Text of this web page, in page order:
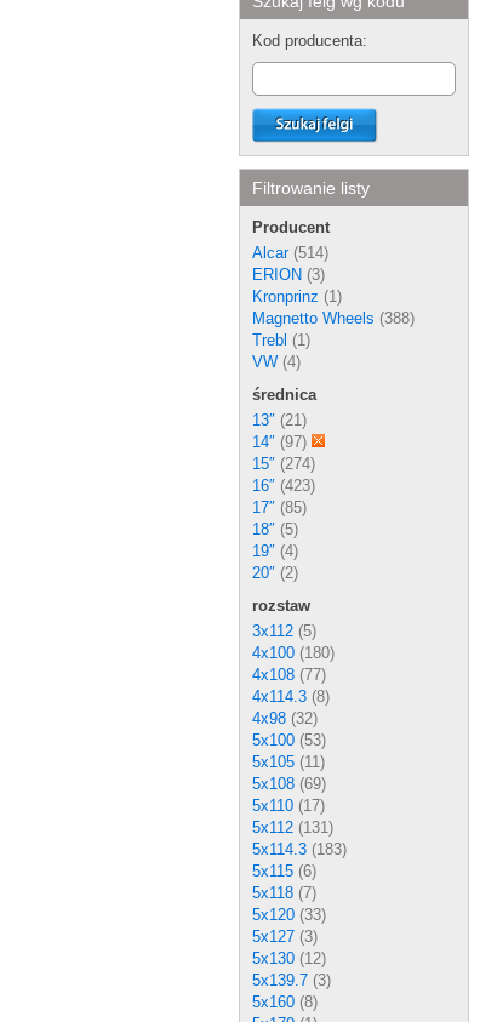
Kod producenta:
Filtrowanie listy
Producent
Alcar(514)
ERION (3)
Kronprinz (1)
Magnetto Wheels (388)
Trebl (1)
VW (4)
średnica
13″ (21)
14″ (97)
15″ (274)
16″ (423)
17″ (85)
18″ (5)
19″ (4)
20″ (2)
rozstaw
3x112 (5)
4x100 (180)
4x108 (77)
4x114.3 (8)
4x98 (32)
5x100 (53)
5x105 (11)
5x108 (69)
5x110 (17)
5x112 (131)
5x114.3 (183)
5x115 (6)
5x118 (7)
5x120 (33)
5x127 (3)
5x130 (12)
5x139.7 (3)
5x160 (8)